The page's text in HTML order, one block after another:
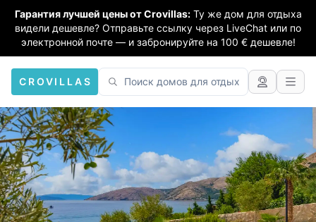
Гарантия лучшей цены от Crovillas: Ту же дом для отдыха
видели дешевле? Отправьте ссылку через LiveChat или по
электронной почте — и забронируйте на 100 € дешевле!
CROVILLAS